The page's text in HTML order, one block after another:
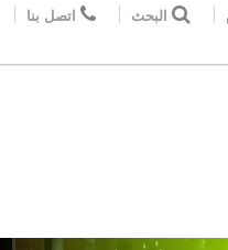
البحث
اتصل بنا